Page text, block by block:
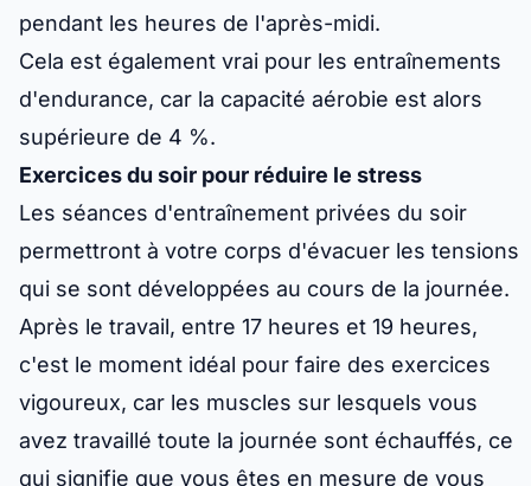
pendant les heures de l'après-midi.
Cela est également vrai pour les entraînements
d'endurance, car la capacité aérobie est alors
supérieure de 4 %.
Exercices du soir pour réduire le stress
Les séances d'entraînement privées du soir
permettront à votre corps d'évacuer les tensions
qui se sont développées au cours de la journée.
Après le travail, entre 17 heures et 19 heures,
c'est le moment idéal pour faire des exercices
vigoureux, car les muscles sur lesquels vous
avez travaillé toute la journée sont échauffés, ce
qui signifie que vous êtes en mesure de vous